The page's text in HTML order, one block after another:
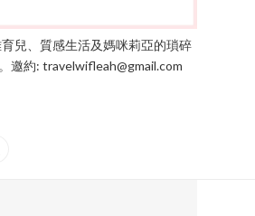
兒、質感生活及媽咪莉亞的瑣碎
邀約: travelwifleah@gmail.com